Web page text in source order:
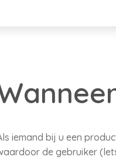
iemand bij u een
de gebruiker